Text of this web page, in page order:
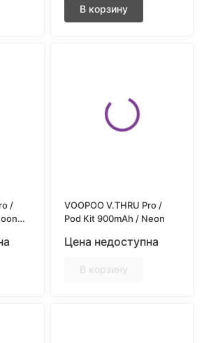
В корзину
/
VOOPOO V.THRU Pro /
Pod Kit 900mAh / Neon
Цена недоступна
В корзину